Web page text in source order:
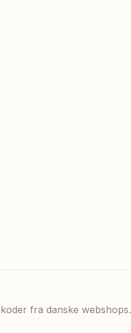
fra danske webshops.